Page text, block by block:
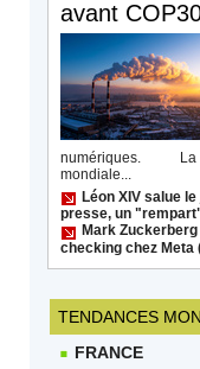
avant
numériques. La
mondiale...
Léon XIV salue
presse, un
Mark
checking chez Meta
TENDANCES
FRANCE